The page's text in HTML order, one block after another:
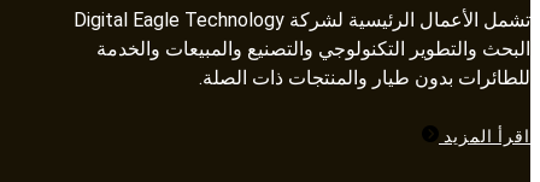
تشمل الأعمال الرئيسية لشركة Digital Eagle Technology
البحث والتطوير التكنولوجي والتصنيع والمبيعات والخدمة
للطائرات بدون طيار والمنتجات ذات الصلة.​​​​​​​
اقرأ المزيد